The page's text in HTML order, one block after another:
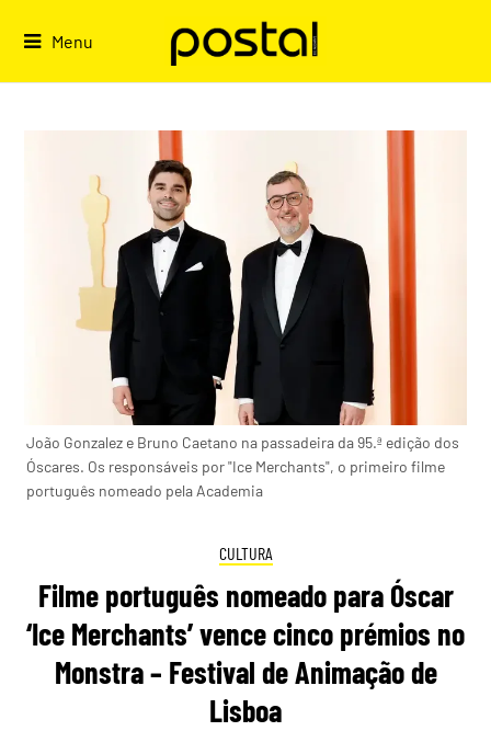
Menu
João Gonzalez e Bruno Caetano na passadeira da 95.ª edição dos
Óscares. Os responsáveis por "Ice Merchants", o primeiro filme
português nomeado pela Academia
CULTURA
Filme português nomeado para Óscar
‘Ice Merchants’ vence cinco prémios no
Monstra – Festival de Animação de
Lisboa